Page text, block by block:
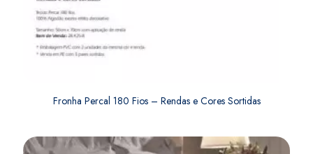
Fronha Percal 180 Fios – Rendas e Cores Sortidas